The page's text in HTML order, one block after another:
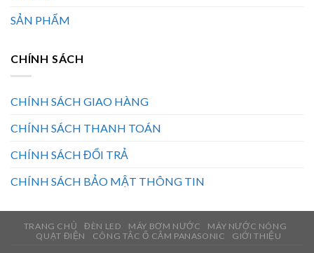
SẢN PHẨM
CHÍNH SÁCH
CHÍNH SÁCH GIAO HÀNG
CHÍNH SÁCH THANH TOÁN
CHÍNH SÁCH ĐỔI TRẢ
CHÍNH SÁCH BẢO MẬT THÔNG TIN
TRANG CHỦ ĐÈN LED MÁY BƠM NƯỚC
MÁY NƯỚC NÓNG
QUẠT ĐIỆN
CÔNG TẮC Ổ CẮM PANASONIC GIỚI THIỆU